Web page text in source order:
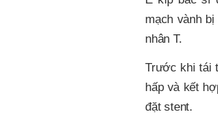
mạch vành
nhân T.
Trước khi tái
hấp và kết
đặt stent.